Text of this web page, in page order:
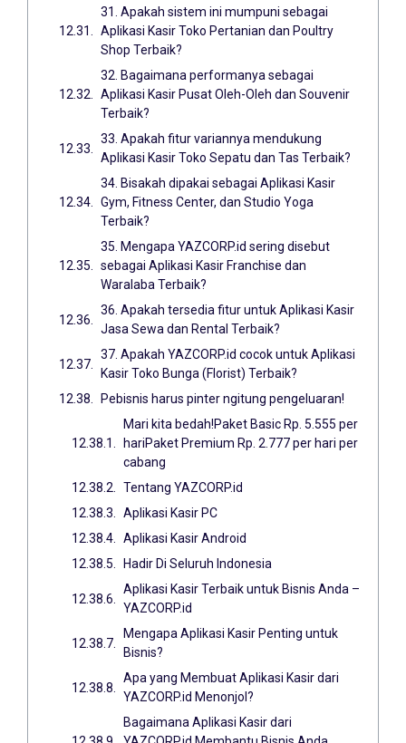
31. Apakah sistem ini mumpuni sebagai
Aplikasi Kasir Toko Pertanian dan Poultry
Shop Terbaik?
32. Bagaimana performanya sebagai
Aplikasi Kasir Pusat Oleh-Oleh dan Souvenir
Terbaik?
33. Apakah fitur variannya mendukung
Aplikasi Kasir Toko Sepatu dan Tas Terbaik?
34. Bisakah dipakai sebagai Aplikasi Kasir
Gym, Fitness Center, dan Studio Yoga
Terbaik?
35. Mengapa YAZCORP.id sering disebut
sebagai Aplikasi Kasir Franchise dan
Waralaba Terbaik?
36. Apakah tersedia fitur untuk Aplikasi Kasir
Jasa Sewa dan Rental Terbaik?
37. Apakah YAZCORP.id cocok untuk Aplikasi
Kasir Toko Bunga (Florist) Terbaik?
Pebisnis harus pinter ngitung pengeluaran!
Mari kita bedah!Paket Basic Rp. 5.555 per
hariPaket Premium Rp. 2.777 per hari per
cabang
Tentang YAZCORP.id
Aplikasi Kasir PC
Aplikasi Kasir Android
Hadir Di Seluruh Indonesia
Aplikasi Kasir Terbaik untuk Bisnis Anda –
YAZCORP.id
Mengapa Aplikasi Kasir Penting untuk
Bisnis?
Apa yang Membuat Aplikasi Kasir dari
YAZCORP.id Menonjol?
Bagaimana Aplikasi Kasir dari